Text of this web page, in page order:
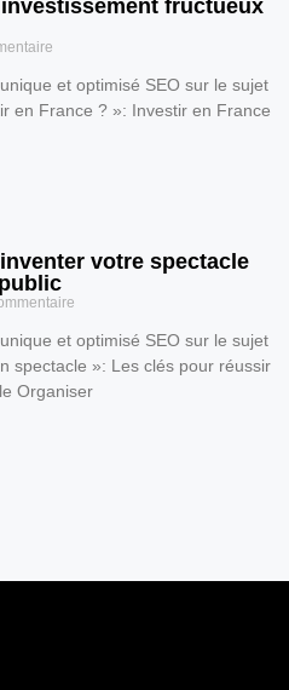
fructueux
et optimisé SEO sur le sujet
en France ? »: Investir en France
votre spectacle
et optimisé SEO sur le sujet
spectacle »: Les clés pour réussir
Organiser